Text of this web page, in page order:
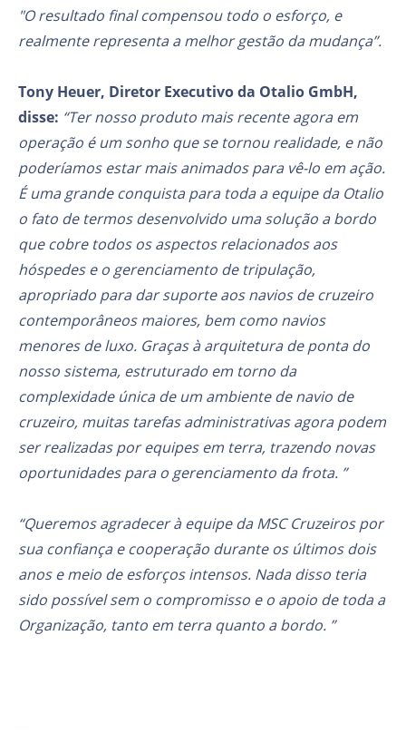
"O resultado final compensou todo o esforço, e
realmente representa a melhor gestão da mudança”.
Tony Heuer, Diretor Executivo da Otalio GmbH,
disse: “Ter nosso produto mais recente agora em
operação é um sonho que se tornou realidade, e não
poderíamos estar mais animados para vê-lo em ação.
É uma grande conquista para toda a equipe da Otalio
o fato de termos desenvolvido uma solução a bordo
que cobre todos os aspectos relacionados aos
hóspedes e o gerenciamento de tripulação,
apropriado para dar suporte aos navios de cruzeiro
contemporâneos maiores, bem como navios
menores de luxo. Graças à arquitetura de ponta do
nosso sistema, estruturado em torno da
complexidade única de um ambiente de navio de
cruzeiro, muitas tarefas administrativas agora podem
ser realizadas por equipes em terra, trazendo novas
oportunidades para o gerenciamento da frota. ”
“Queremos agradecer à equipe da MSC Cruzeiros por
sua confiança e cooperação durante os últimos dois
anos e meio de esforços intensos. Nada disso teria
sido possível sem o compromisso e o apoio de toda a
Organização, tanto em terra quanto a bordo. ”